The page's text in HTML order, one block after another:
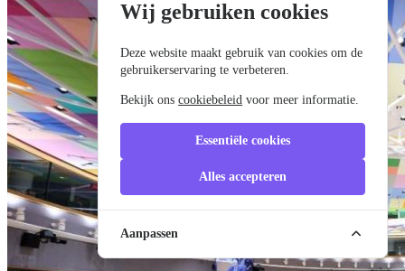
Wij gebruiken cookies
Deze website maakt gebruik van cookies om de
gebruikerservaring te verbeteren.
Bekijk onscookiebeleid voor meer informatie.
Essentiële cookies
Alles accepteren
Aanpassen